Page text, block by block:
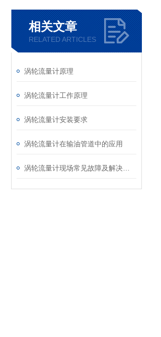
相关文章
RELATED ARTICLES
涡轮流量计原理
涡轮流量计工作原理
涡轮流量计安装要求
涡轮流量计在输油管道中的应用